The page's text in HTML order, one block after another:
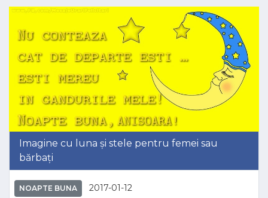
Imagine cu luna și stele pentru femei sau
bărbați
NOAPTE BUNA 2017-01-12